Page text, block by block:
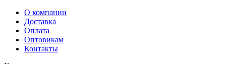
О компании
Доставка
Оплата
Оптовикам
Контакты